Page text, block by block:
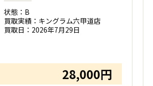
状態： B
買取実績： キングラム六甲道店
買取日： 2026年7月29日
28,000円